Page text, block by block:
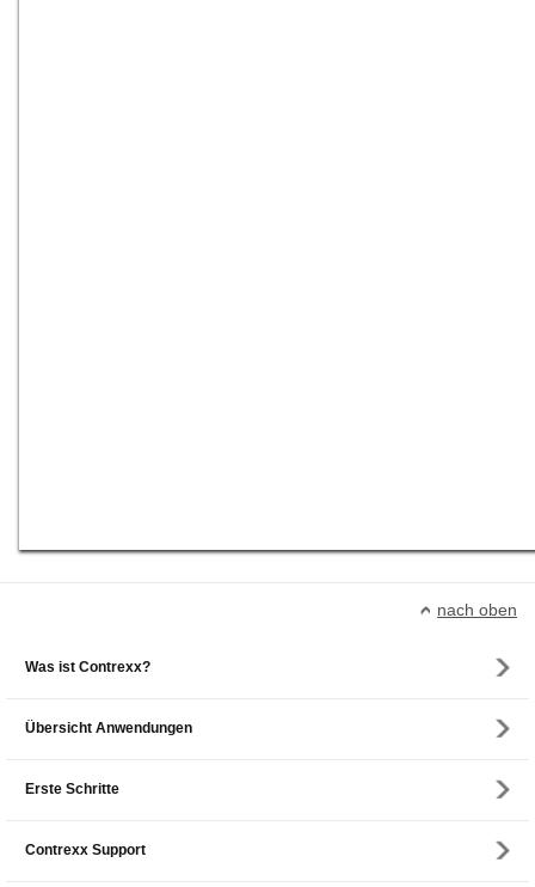
nach oben
Was ist Contrexx?
Übersicht Anwendungen
Erste Schritte
Contrexx Support